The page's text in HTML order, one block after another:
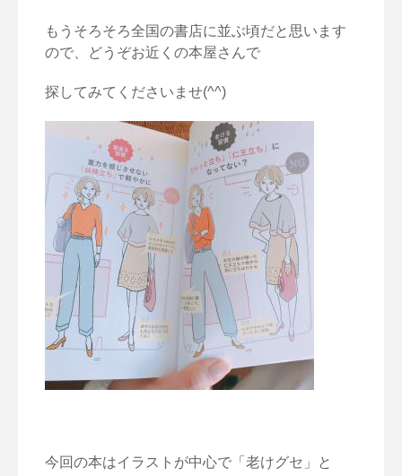
もうそろそろ全国の書店に並ぶ頃だと思います
ので、どうぞお近くの本屋さんで
探してみてくださいませ(^^)
今回の本はイラストが中心で「老けグセ」と